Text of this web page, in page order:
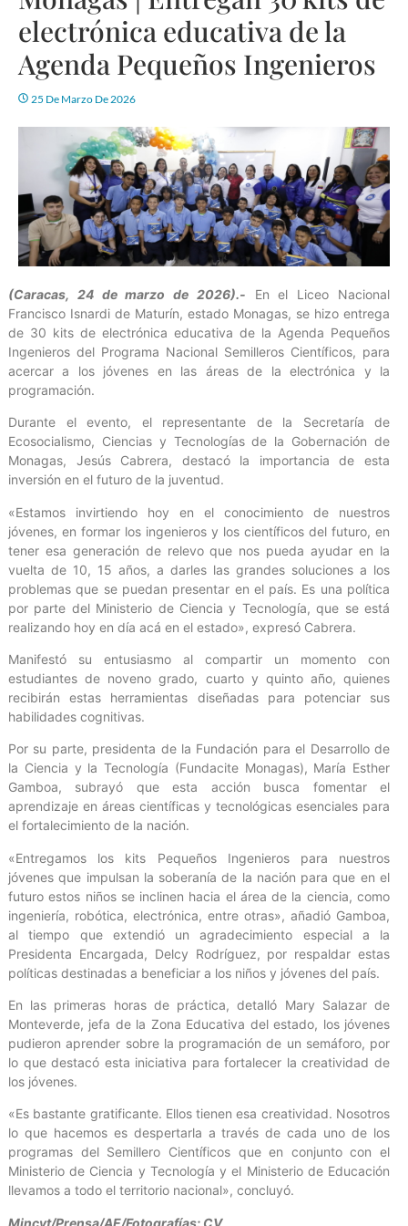
electrónica educativa de la
Agenda Pequeños Ingenieros
25 De Marzo De 2026
(Caracas, 24 de marzo de 2026).- En el Liceo Nacional
Francisco Isnardi de Maturín, estado Monagas, se hizo entrega
de 30 kits de electrónica educativa de la Agenda Pequeños
Ingenieros del Programa Nacional Semilleros Científicos, para
acercar a los jóvenes en las áreas de la electrónica y la
programación.
Durante el evento, el representante de la Secretaría de
Ecosocialismo, Ciencias y Tecnologías de la Gobernación de
Monagas, Jesús Cabrera, destacó la importancia de esta
inversión en el futuro de la juventud.
«Estamos invirtiendo hoy en el conocimiento de nuestros
jóvenes, en formar los ingenieros y los científicos del futuro, en
tener esa generación de relevo que nos pueda ayudar en la
vuelta de 10, 15 años, a darles las grandes soluciones a los
problemas que se puedan presentar en el país. Es una política
por parte del Ministerio de Ciencia y Tecnología, que se está
realizando hoy en día acá en el estado», expresó Cabrera.
Manifestó su entusiasmo al compartir un momento con
estudiantes de noveno grado, cuarto y quinto año, quienes
recibirán estas herramientas diseñadas para potenciar sus
habilidades cognitivas.
Por su parte, presidenta de la Fundación para el Desarrollo de
la Ciencia y la Tecnología (Fundacite Monagas), María Esther
Gamboa, subrayó que esta acción busca fomentar el
aprendizaje en áreas científicas y tecnológicas esenciales para
el fortalecimiento de la nación.
«Entregamos los kits Pequeños Ingenieros para nuestros
jóvenes que impulsan la soberanía de la nación para que en el
futuro estos niños se inclinen hacia el área de la ciencia, como
ingeniería, robótica, electrónica, entre otras», añadió Gamboa,
al tiempo que extendió un agradecimiento especial a la
Presidenta Encargada, Delcy Rodríguez, por respaldar estas
políticas destinadas a beneficiar a los niños y jóvenes del país.
En las primeras horas de práctica, detalló Mary Salazar de
Monteverde, jefa de la Zona Educativa del estado, los jóvenes
pudieron aprender sobre la programación de un semáforo, por
lo que destacó esta iniciativa para fortalecer la creatividad de
los jóvenes.
«Es bastante gratificante. Ellos tienen esa creatividad. Nosotros
lo que hacemos es despertarla a través de cada uno de los
programas del Semillero Científicos que en conjunto con el
Ministerio de Ciencia y Tecnología y el Ministerio de Educación
llevamos a todo el territorio nacional», concluyó.
Mincyt/Prensa/AE/Fotografías: CV